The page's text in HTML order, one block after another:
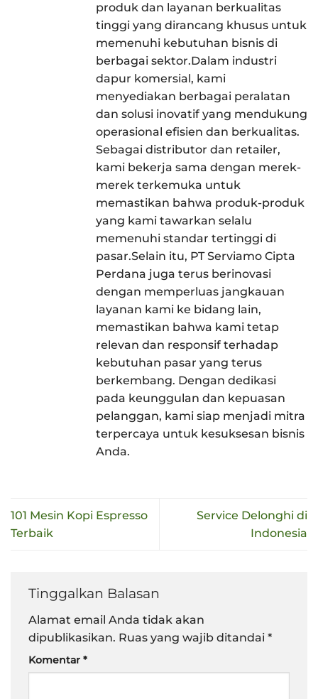
produk dan layanan berkualitas
tinggi yang dirancang khusus untuk
memenuhi kebutuhan bisnis di
berbagai sektor.Dalam industri
dapur komersial, kami
menyediakan berbagai peralatan
dan solusi inovatif yang mendukung
operasional efisien dan berkualitas.
Sebagai distributor dan retailer,
kami bekerja sama dengan merek-
merek terkemuka untuk
memastikan bahwa produk-produk
yang kami tawarkan selalu
memenuhi standar tertinggi di
pasar.Selain itu, PT Serviamo Cipta
Perdana juga terus berinovasi
dengan memperluas jangkauan
layanan kami ke bidang lain,
memastikan bahwa kami tetap
relevan dan responsif terhadap
kebutuhan pasar yang terus
berkembang. Dengan dedikasi
pada keunggulan dan kepuasan
pelanggan, kami siap menjadi mitra
terpercaya untuk kesuksesan bisnis
Anda.
101 Mesin Kopi Espresso
Terbaik
Service Delonghi di
Indonesia
Tinggalkan Balasan
Alamat email Anda tidak akan
dipublikasikan. Ruas yang wajib ditandai *
Komentar *